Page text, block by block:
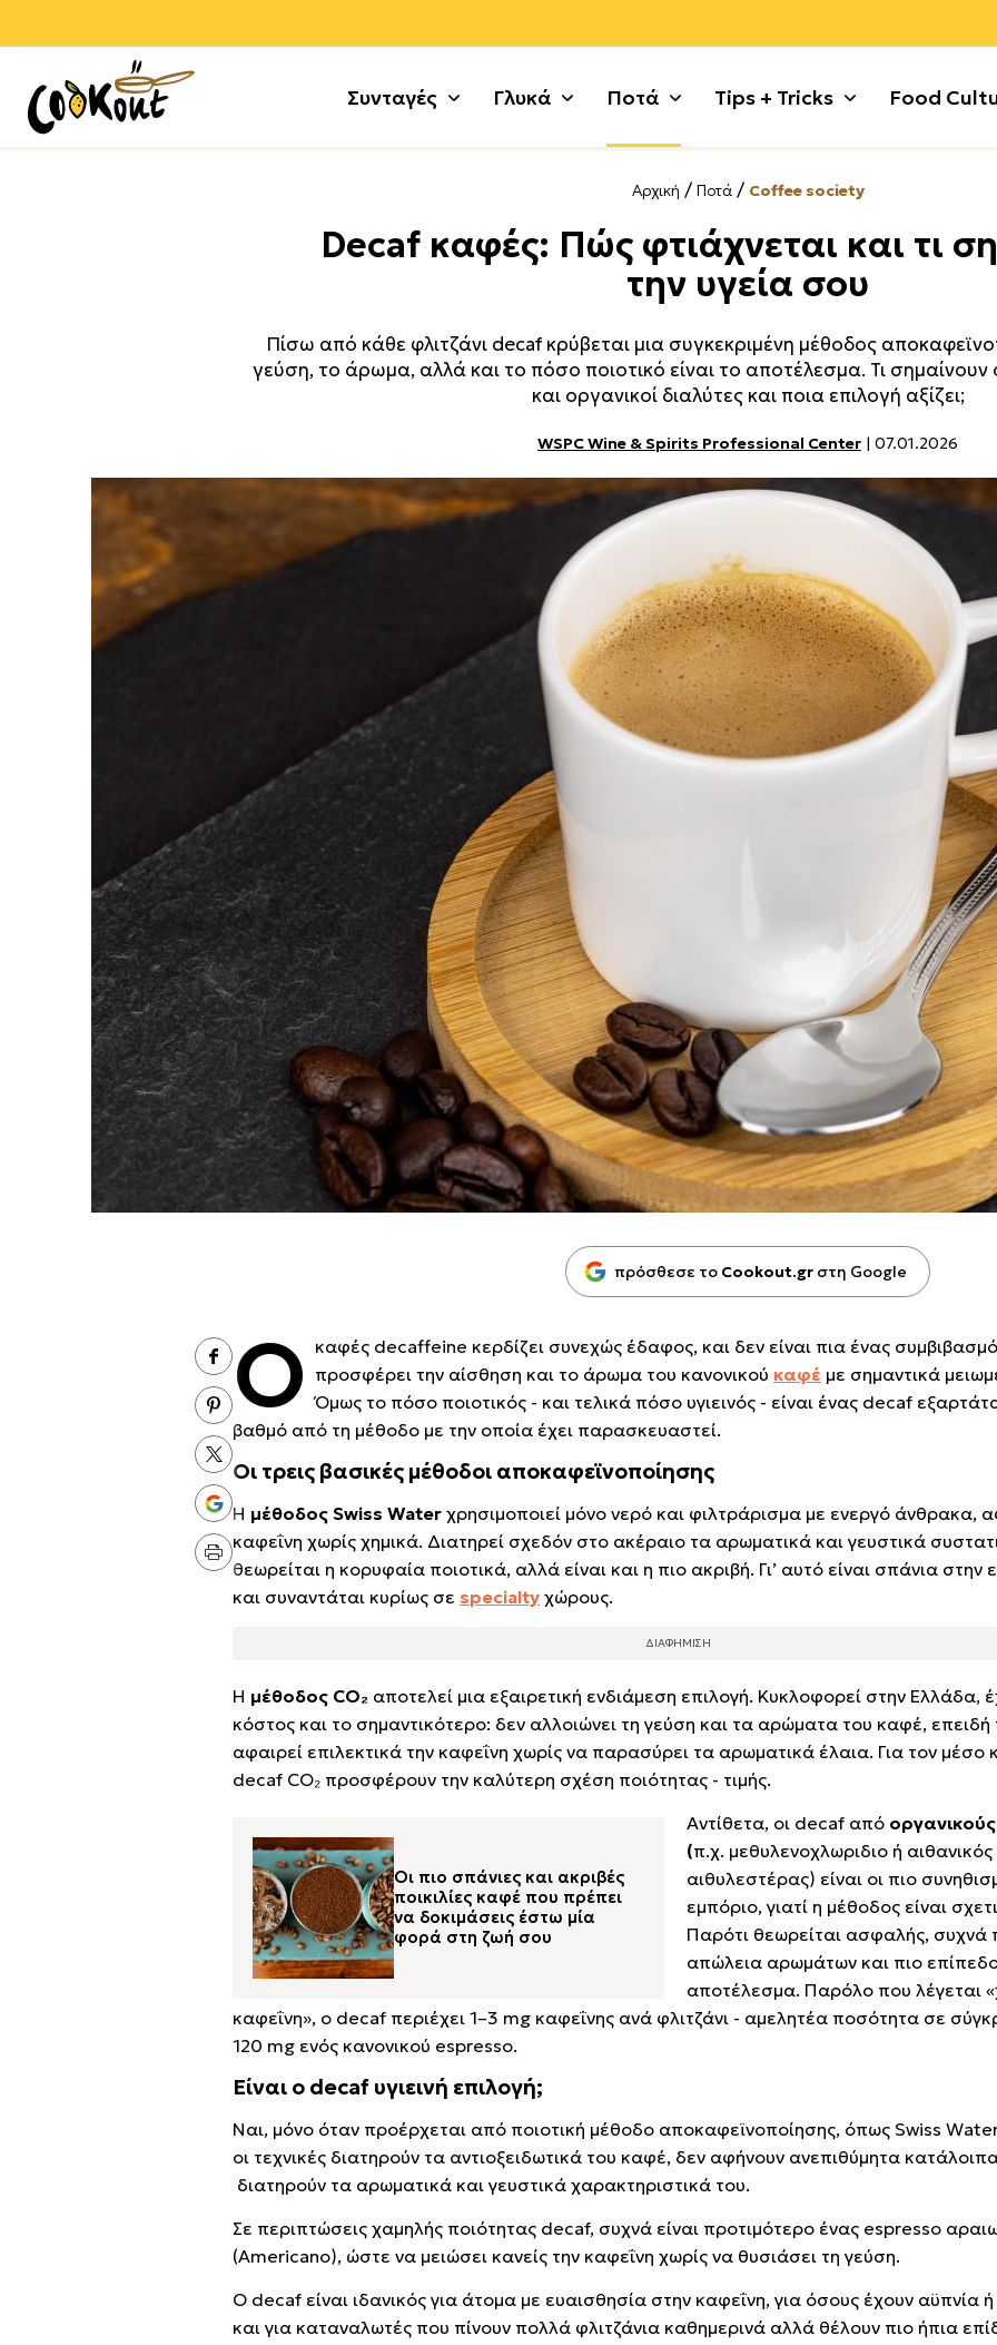
Συνταγές
Αλλαντικά
Γαλοπούλα
Θαλασσινά
Κοτόπουλο
Λαχανικά
Μέχρι 5 υλικά
Όσπρια
Ρύζι + Δημητριακά
Συκώτι
Φρούτα
Χόρτα +
Tofu
Γλυκά
Μους + Κρέμες
Τούρτες + Γλυκά Ψυγείου
Μπισκότα + Κουλούρια
Γλυκά κουταλιού
Γλυκά με φρούτα
Γλυκά χωρίς ζάχαρη
Μικρά κεράσματα
Μαρμελάδες +
Σιροπιαστά
Ποτά Tips + Tricks Food
Αρχική / Ποτά/ Coffee society
Decaf καφές: Πώς φτιάχνεται και τι
την υγεία σου
Πίσω από κάθε φλιτζάνι decaf κρύβεται μια συγκεκριμένη μέθοδος
γεύση, το άρωμα, αλλά και το πόσο ποιοτικό είναι το αποτέλεσμα. Τι σημαίνουν
και οργανικοί διαλύτες και ποια επιλογή αξίζει;
WSPC Wine & Spirits Professional Center | 07.01.2026
πρόσθεσε το Cookout.gr στη Google
Ο καφές decaffeine κερδίζει συνεχώς έδαφος, και δεν είναι πια ένας
προσφέρει την αίσθηση και το άρωμα του κανονικού καφέ με σημαντικά
Όμως το πόσο ποιοτικός - και τελικά πόσο υγιεινός - είναι ένας decaf
βαθμό από τη μέθοδο με την οποία έχει παρασκευαστεί.
Οι τρεις βασικές μέθοδοι αποκαφεϊνοποίησης
Η μέθοδος Swiss Water χρησιμοποιεί μόνο νερό και φιλτράρισμα με ενεργό άνθρακα,
καφεΐνη χωρίς χημικά. Διατηρεί σχεδόν στο ακέραιο τα αρωματικά και γευστικά
θεωρείται η κορυφαία ποιοτικά, αλλά είναι και η πιο ακριβή. Γι’ αυτό είναι σπάνια στην
και συναντάται κυρίως σε specialty χώρους.
Η μέθοδος CO₂ αποτελεί μια εξαιρετική ενδιάμεση επιλογή. Κυκλοφορεί στην Ελλάδα,
κόστος και το σημαντικότερο: δεν αλλοιώνει τη γεύση και τα αρώματα του καφέ, επειδή
αφαιρεί επιλεκτικά την καφεΐνη χωρίς να παρασύρει τα αρωματικά έλαια. Για τον μέσο
decaf CO₂ προσφέρουν την καλύτερη σχέση ποιότητας - τιμής.
Οι πιο σπάνιες και ακριβές
ποικιλίες καφέ που πρέπει
να δοκιμάσεις έστω μία
φορά στη ζωή σου
Αντίθετα, οι decaf από
(π.χ. μεθυλενοχλωριδιο ή αιθανικός
αιθυλεστέρας) είναι οι πιο
εμπόριο, γιατί η μέθοδος είναι
Παρότι θεωρείται ασφαλής, συχνά
απώλεια αρωμάτων και πιο
αποτέλεσμα. Παρόλο που λέγεται
καφεΐνη», ο decaf περιέχει 1–3 mg καφεΐνης ανά φλιτζάνι - αμελητέα ποσότητα σε
120 mg ενός κανονικού espresso.
Είναι ο decaf υγιεινή επιλογή;
Ναι, μόνο όταν προέρχεται από ποιοτική μέθοδο αποκαφεϊνοποίησης, όπως Swiss
οι τεχνικές διατηρούν τα αντιοξειδωτικά του καφέ, δεν αφήνουν ανεπιθύμητα
διατηρούν τα αρωματικά και γευστικά χαρακτηριστικά του.
Σε περιπτώσεις χαμηλής ποιότητας decaf, συχνά είναι προτιμότερο ένας espresso
(Americano), ώστε να μειώσει κανείς την καφεΐνη χωρίς να θυσιάσει τη γεύση.
Ο decaf είναι ιδανικός για άτομα με ευαισθησία στην καφεΐνη, για όσους έχουν αϋπνία
και για καταναλωτές που πίνουν πολλά φλιτζάνια καθημερινά αλλά θέλουν πιο ήπια